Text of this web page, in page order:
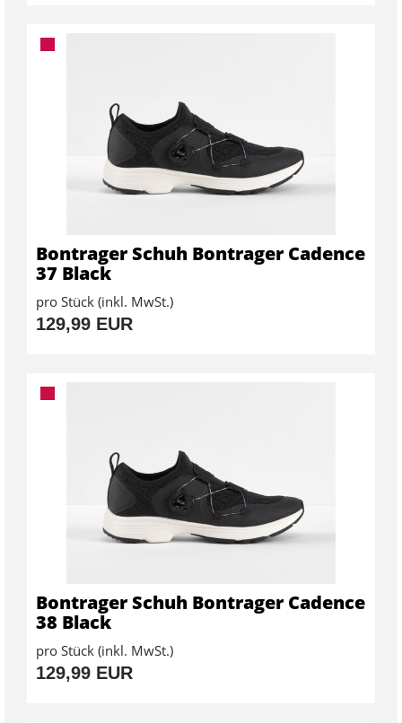
Bontrager Schuh Bontrager Cadence
37 Black
pro Stück (inkl. MwSt.)
129,99 EUR
Bontrager Schuh Bontrager Cadence
38 Black
pro Stück (inkl. MwSt.)
129,99 EUR